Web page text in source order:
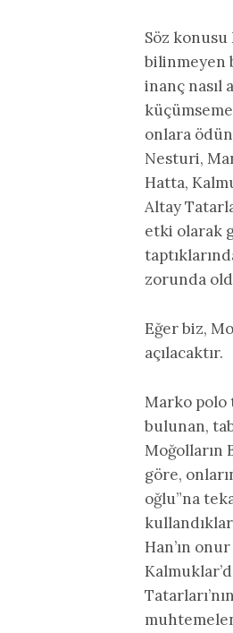
Söz
bilinmeyen
inanç nasıl
onlara
Nesturi,
Hatta,
Altay
etki olarak
zorunda
Eğer biz,
açılacaktır.
Marko polo
bulunan,
Moğolların
göre,
oğlu”na
Han’ın